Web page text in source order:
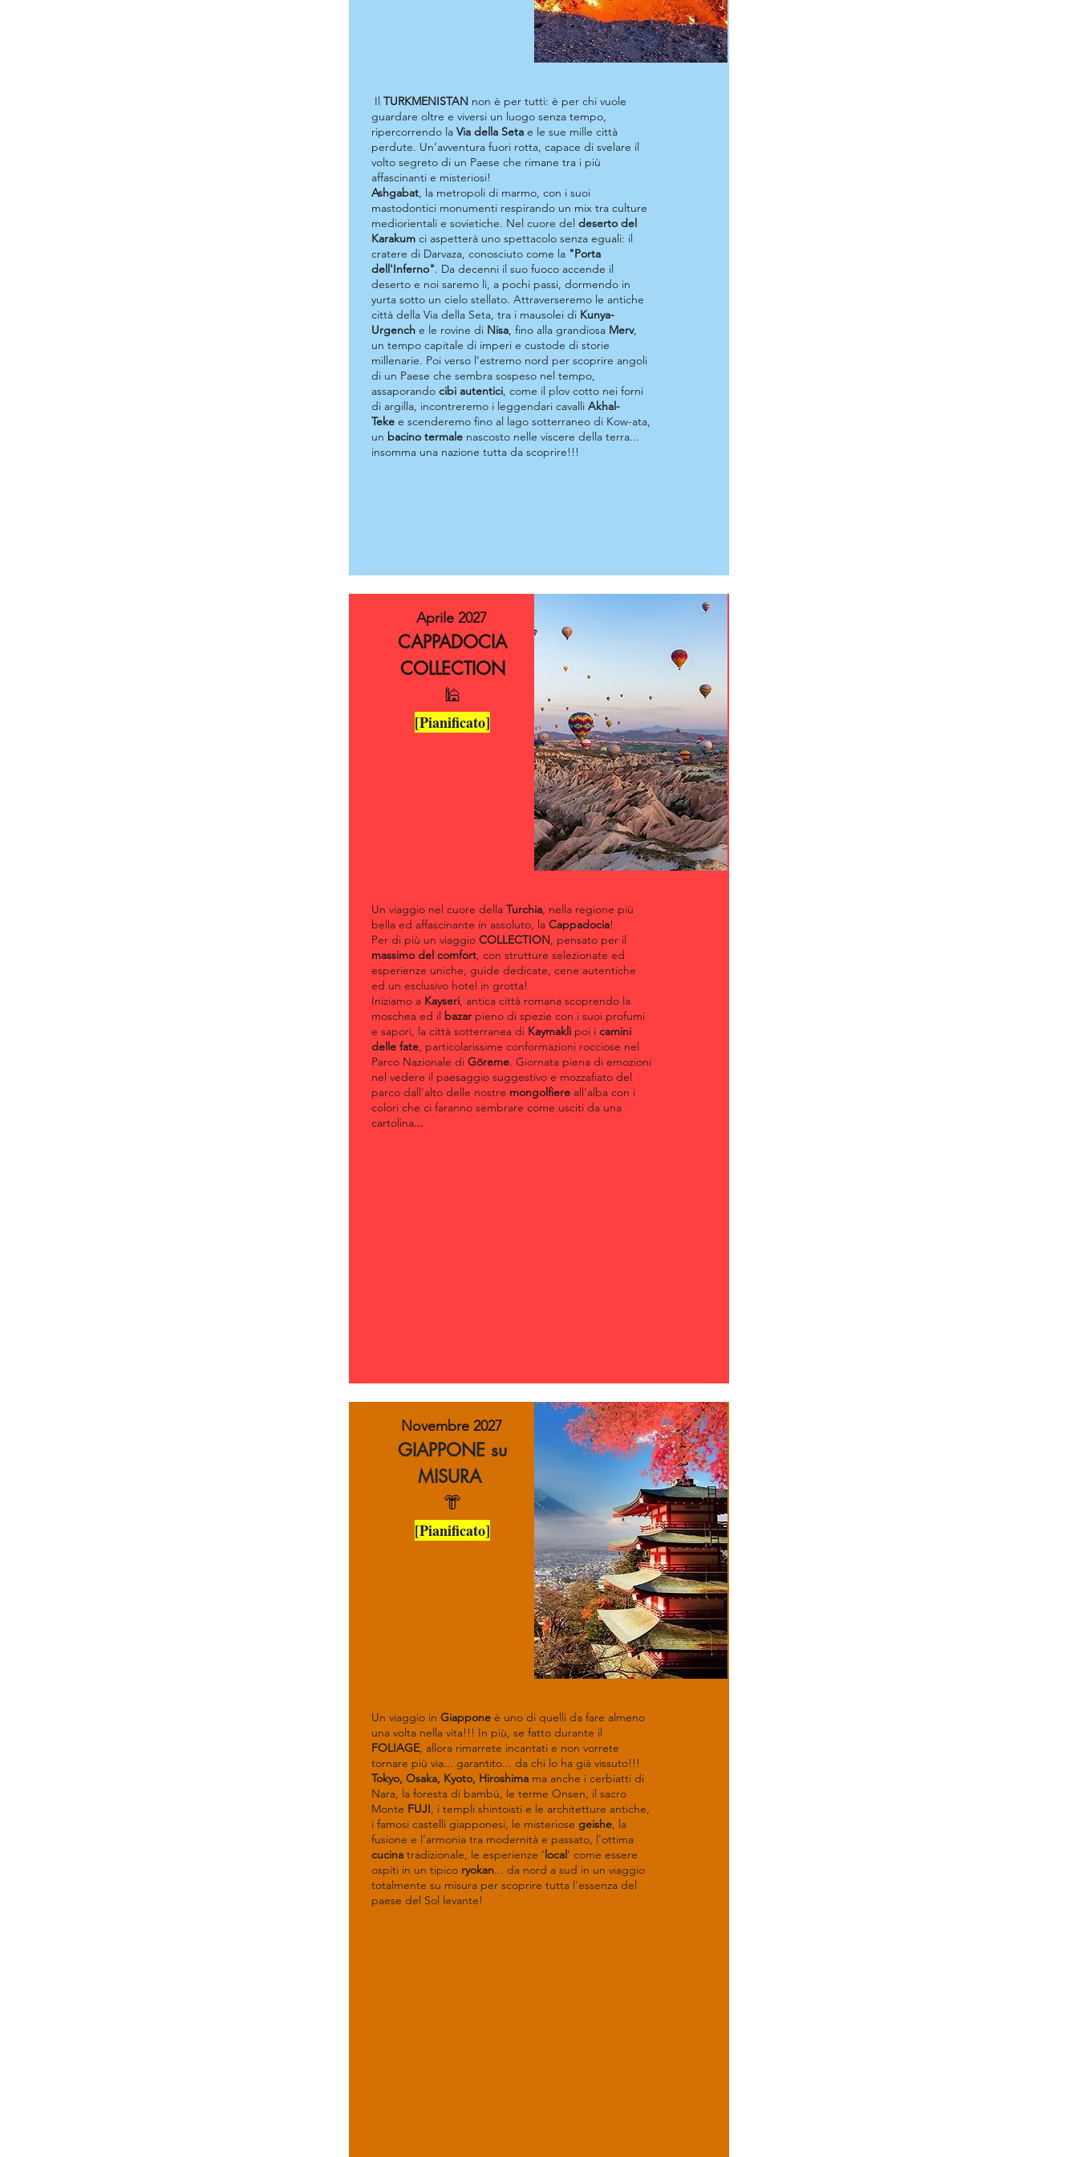
Il TURKMENISTAN non è per tutti: è per chi vuole
guardare oltre e viversi un luogo senza tempo,
ripercorrendo la Via della Seta e le sue mille città
perdute. Un’avventura fuori rotta, capace di svelare il
volto segreto di un Paese che rimane tra i più
affascinanti e misteriosi!
Ashgabat, la metropoli di marmo, con i suoi
mastodontici monumenti respirando un mix tra culture
mediorientali e sovietiche. Nel cuore del deserto del
Karakum ci aspetterà uno spettacolo senza eguali: il
cratere di Darvaza, conosciuto come la "Porta
dell'Inferno". Da decenni il suo fuoco accende il
deserto e noi saremo lì, a pochi passi, dormendo in
yurta sotto un cielo stellato. Attraverseremo le antiche
città della Via della Seta, tra i mausolei di Kunya-
Urgench e le rovine di Nisa, fino alla grandiosa Merv,
un tempo capitale di imperi e custode di storie
millenarie. Poi verso l’estremo nord per scoprire angoli
di un Paese che sembra sospeso nel tempo,
assaporando cibi autentici, come il plov cotto nei forni
di argilla, incontreremo i leggendari cavalli Akhal-
Teke e scenderemo fino al lago sotterraneo di Kow-ata,
un bacino termale nascosto nelle viscere della terra...
insomma una nazione tutta da scoprire!!!
Aprile 2027
CAPPADOCIA
COLLECTION
🕌​​
[Pianificato]
Un viaggio nel cuore della Turchia, nella regione più
bella ed affascinante in assoluto, la Cappadocia!
Per di più un viaggio COLLECTION, pensato per il
massimo del comfort, con strutture selezionate ed
esperienze uniche, guide dedicate, cene autentiche
ed un esclusivo hotel in grotta!
Iniziamo a Kayseri, antica città romana scoprendo la
moschea ed il bazar pieno di spezie con i suoi profumi
e sapori, la città sotterranea di Kaymakli poi i camini
delle fate, particolarissime conformazioni rocciose nel
Parco Nazionale di Göreme. Giornata piena di emozioni
nel vedere il paesaggio suggestivo e mozzafiato del
parco dall'alto delle nostre mongolfiere all'alba con i
colori che ci faranno sembrare come usciti da una
cartolina...
Novembre 2027
GIAPPONE su
MISURA
👘​​
[Pianificato]
Un viaggio in Giappone è uno di quelli da fare almeno
una volta nella vita!!! In più, se fatto durante il
FOLIAGE, allora rimarrete incantati e non vorrete
tornare più via... garantito... da chi lo ha già vissuto!!!
Tokyo, Osaka, Kyoto, Hiroshima ma anche i cerbiatti di
Nara, la foresta di bambù, le terme Onsen, il sacro
Monte FUJI, i templi shintoisti e le architetture antiche,
i famosi castelli giapponesi, le misteriose geishe, la
fusione e l’armonia tra modernità e passato, l'ottima
cucina tradizionale, le esperienze ‘local’ come essere
ospiti in un tipico ryokan... da nord a sud in un viaggio
totalmente su misura per scoprire tutta l'essenza del
paese del Sol levante!